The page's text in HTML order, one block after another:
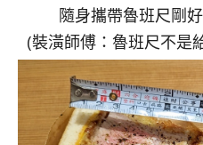
隨身攜帶魯班尺剛
(裝潢師傅：魯班尺不是